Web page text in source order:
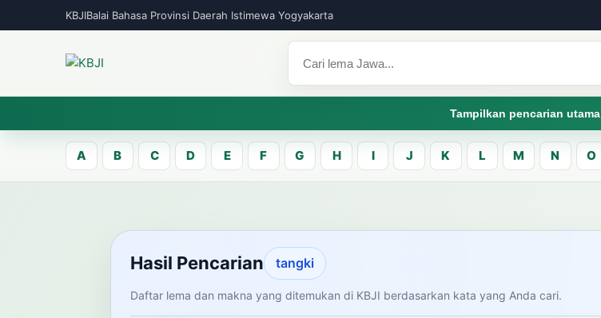
KBJIBalai Bahasa Provinsi Daerah Istimewa Yogyakarta
Tampilkan pencarian utama
Hasil Pencarian
Temukan lema Jawa dan maknanya dalam bahasa Indonesia saat
A B C D E F G H I J K L M N O
Hasil Pencarian tangki
Daftar lema dan makna yang ditemukan di KBJI berdasarkan kata yang Anda cari.